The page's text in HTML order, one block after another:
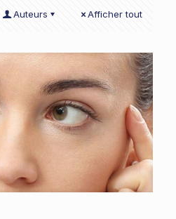
Auteurs Afficher tout